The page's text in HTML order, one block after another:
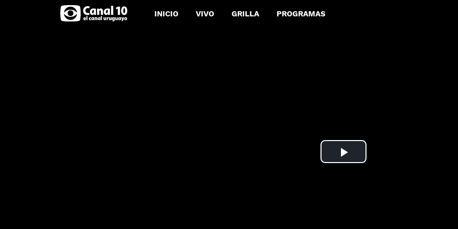
INICIO VIVO GRILLA PROGRAMAS
Play